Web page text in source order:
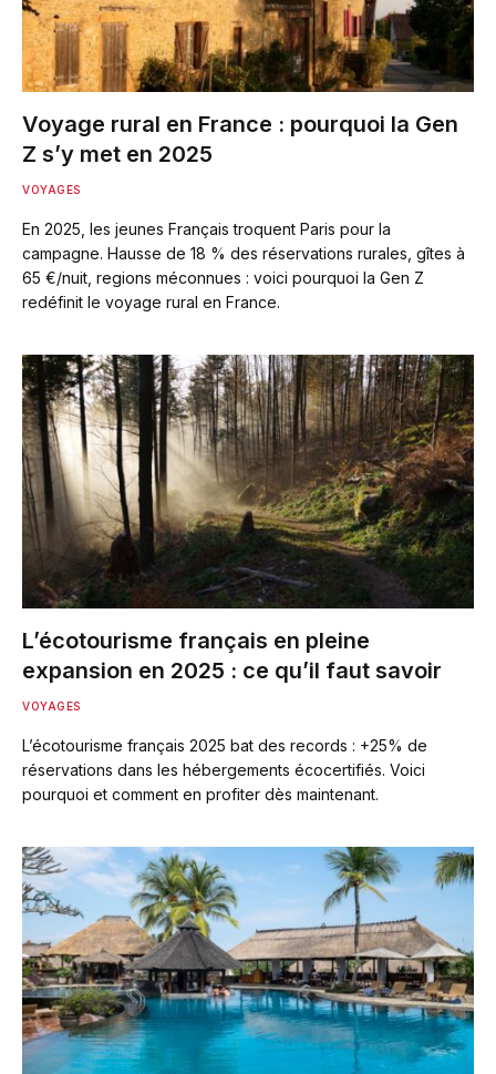
Voyage rural en France : pourquoi la Gen
Z s’y met en 2025
VOYAGES
En 2025, les jeunes Français troquent Paris pour la
campagne. Hausse de 18 % des réservations rurales, gîtes à
65 €/nuit, regions méconnues : voici pourquoi la Gen Z
redéfinit le voyage rural en France.
L’écotourisme français en pleine
expansion en 2025 : ce qu’il faut savoir
VOYAGES
L’écotourisme français 2025 bat des records : +25% de
réservations dans les hébergements écocertifiés. Voici
pourquoi et comment en profiter dès maintenant.